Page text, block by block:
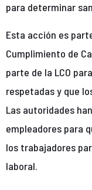
para determinar
Esta acción es
Cumplimiento de
parte de la LCO
respetadas y que
Las autoridades
empleadores para
los trabajadores
laboral.